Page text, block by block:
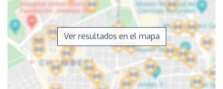
Ver resultados en el mapa